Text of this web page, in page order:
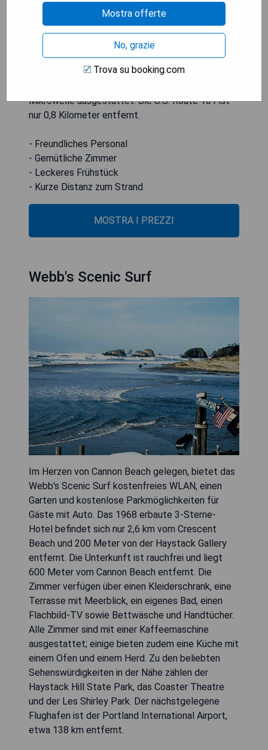
Das Inn at Cannon Beach liegt nur 5 Fahrminuten
vom Tolovana Beach State Park entfernt und
bietet kostenloses WLAN sowie ein Frühstück.
Mikrowelle ausgestattet. Die U.S. Route 101 ist
nur 0,8 Kilometer entfernt.
- Freundliches Personal
- Gemütliche Zimmer
- Leckeres Frühstück
- Kurze Distanz zum Strand
MOSTRA I PREZZI
Webb's Scenic Surf
Im Herzen von Cannon Beach gelegen, bietet das
Webb's Scenic Surf kostenfreies WLAN, einen
Garten und kostenlose Parkmöglichkeiten für
Gäste mit Auto. Das 1968 erbaute 3-Sterne-
Hotel befindet sich nur 2,6 km vom Crescent
Beach und 200 Meter von der Haystack Gallery
entfernt. Die Unterkunft ist rauchfrei und liegt
600 Meter vom Cannon Beach entfernt. Die
Zimmer verfügen über einen Kleiderschrank, eine
Terrasse mit Meerblick, ein eigenes Bad, einen
Flachbild-TV sowie Bettwäsche und Handtücher.
Alle Zimmer sind mit einer Kaffeemaschine
ausgestattet; einige bieten zudem eine Küche mit
einem Ofen und einem Herd. Zu den beliebten
Sehenswürdigkeiten in der Nähe zählen der
Haystack Hill State Park, das Coaster Theatre
und der Les Shirley Park. Der nächstgelegene
Flughafen ist der Portland International Airport,
etwa 138 km entfernt.
Mostra offerte
No, grazie
Trova su booking.com